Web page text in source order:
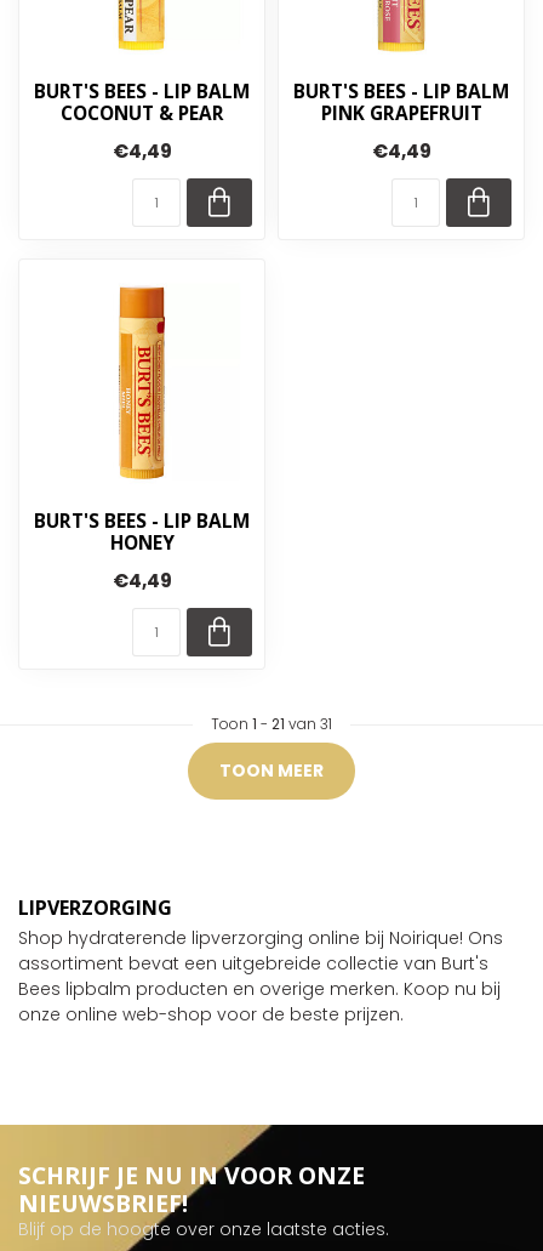
BURT'S BEES - LIP BALM
COCONUT & PEAR
€4,49
BURT'S BEES - LIP BALM
PINK GRAPEFRUIT
€4,49
BURT'S BEES - LIP BALM
HONEY
€4,49
Toon 1 - 21 van 31
TOON MEER
LIPVERZORGING
Shop hydraterende lipverzorging online bij Noirique! Ons
assortiment bevat een uitgebreide collectie van Burt's
Bees lipbalm producten en overige merken. Koop nu bij
onze online web-shop voor de beste prijzen.
SCHRIJF JE NU IN VOOR ONZE
NIEUWSBRIEF!
Blijf op de hoogte over onze laatste acties.